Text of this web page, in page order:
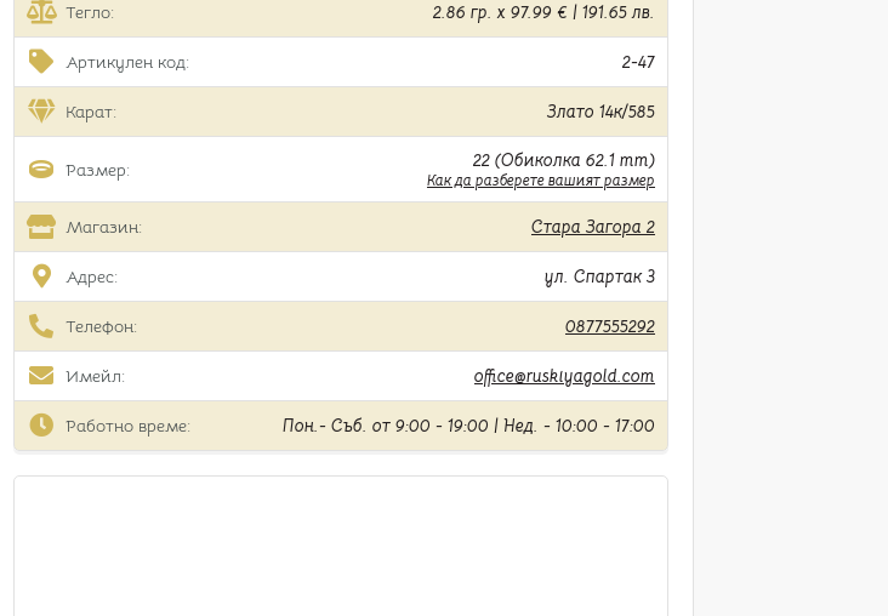
Тегло: 2.86 гр. x 97.99 € | 191.65 лв.
Артикулен код: 2-47
Карат: Злато 14к/585
Размер: 22 (Обиколка 62.1 mm)
Как да разберете вашият размер
Магазин: Стара Загора 2
Адрес: ул. Спартак 3
Телефон: 0877555292
Имейл: office@ruskiyagold.com
Работно време: Пон.- Съб. от 9:00 - 19:00 | Нед. - 10:00 - 17:00